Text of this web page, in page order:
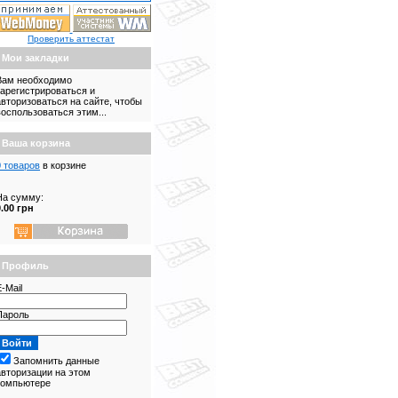
Проверить аттестат
Мои закладки
необходимо
и
на сайте, чтобы
этим...
Ваша корзина
товаров в корзине
сумму:
грн
Профиль
Mail
Запомнить данные
на этом